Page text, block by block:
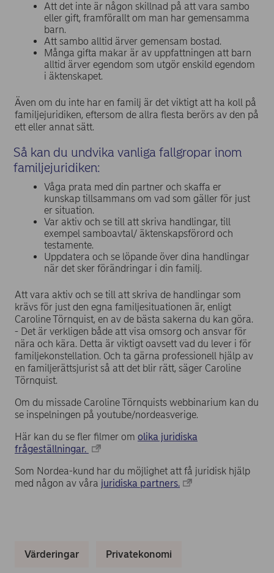
Att det inte är någon skillnad på att vara sambo
eller gift, framförallt om man har gemensamma
barn.
Att sambo alltid ärver gemensam bostad.
Många gifta makar är av uppfattningen att barn
alltid ärver egendom som utgör enskild egendom
i äktenskapet.
Även om du inte har en familj är det viktigt att ha koll på
familjejuridiken, eftersom de allra flesta berörs av den på
ett eller annat sätt.
Så kan du undvika vanliga fallgropar inom
familjejuridiken:
Våga prata med din partner och skaffa er
kunskap tillsammans om vad som gäller för just
er situation.
Var aktiv och se till att skriva handlingar, till
exempel samboavtal/ äktenskapsförord och
testamente.
Uppdatera och se löpande över dina handlingar
när det sker förändringar i din familj.
Att vara aktiv och se till att skriva de handlingar som
krävs för just den egna familjesituationen är, enligt
Caroline Törnquist, en av de bästa sakerna du kan göra.
- Det är verkligen både att visa omsorg och ansvar för
nära och kära. Detta är viktigt oavsett vad du lever i för
familjekonstellation. Och ta gärna professionell hjälp av
en familjerättsjurist så att det blir rätt, säger Caroline
Törnquist.
Om du missade Caroline Törnquists webbinarium kan du
se inspelningen på youtube/nordeasverige.
Här kan du se fler filmer om olika juridiska
frågeställningar.
Som Nordea-kund har du möjlighet att få juridisk hjälp
med någon av våra juridiska partners.
Värderingar Privatekonomi